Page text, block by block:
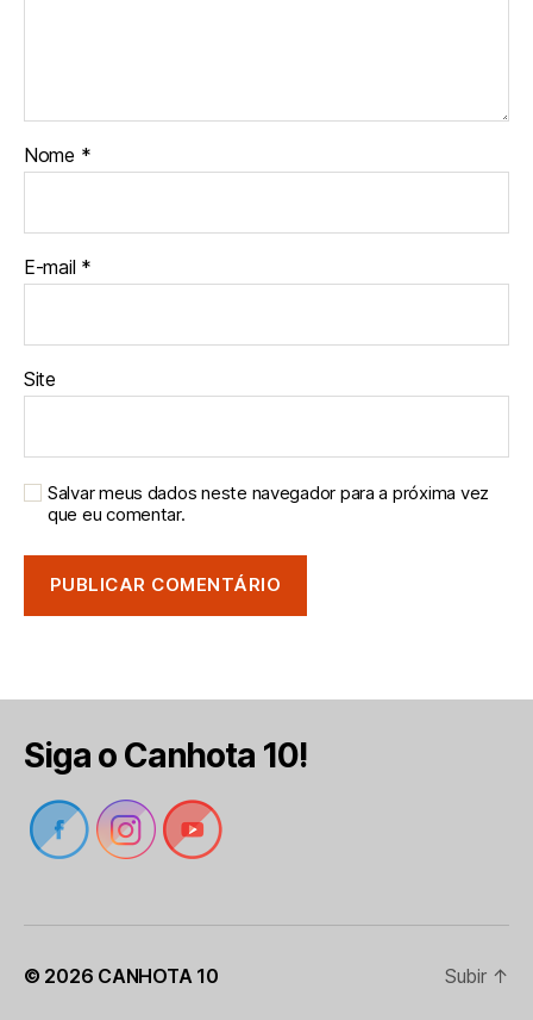
Nome *
E-mail *
Site
Salvar meus dados neste navegador para a próxima vez
que eu comentar.
Siga o Canhota 10!
© 2026 CANHOTA 10 Subir ↑